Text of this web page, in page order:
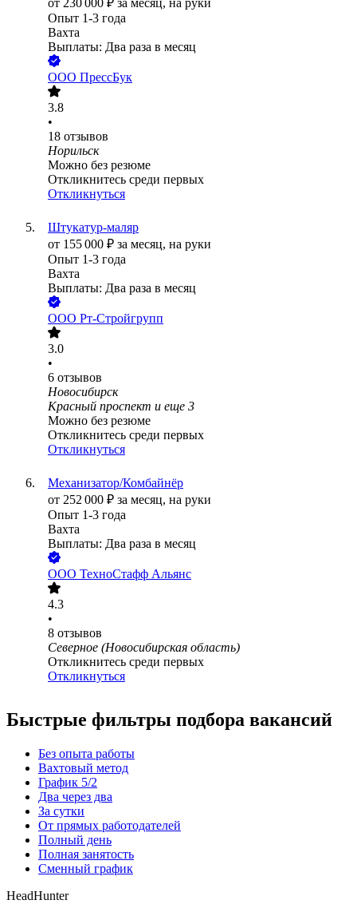
от 230 000 ₽ за месяц, на руки
Опыт 1-3 года
Вахта
Выплаты: Два раза в месяц
ООО ПрессБук
3.8
•
18 отзывов
Норильск
Можно без резюме
Откликнитесь среди первых
Откликнуться
Штукатур-маляр
от 155 000 ₽ за месяц, на руки
Опыт 1-3 года
Вахта
Выплаты: Два раза в месяц
ООО Рт-Стройгрупп
3.0
•
6 отзывов
Новосибирск
Красный проспект и еще 3
Можно без резюме
Откликнитесь среди первых
Откликнуться
Механизатор/Комбайнёр
от 252 000 ₽ за месяц, на руки
Опыт 1-3 года
Вахта
Выплаты: Два раза в месяц
ООО ТехноСтафф Альянс
4.3
•
8 отзывов
Северное (Новосибирская область)
Откликнитесь среди первых
Откликнуться
Быстрые фильтры подбора вакансий
Без опыта работы
Вахтовый метод
График 5/2
Два через два
За сутки
От прямых работодателей
Полный день
Полная занятость
Сменный график
HeadHunter